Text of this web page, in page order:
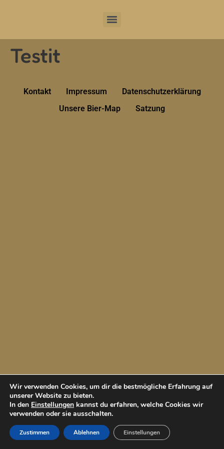
Testit
Kontakt Impressum
Datenschutzerklärung
Unsere Bier-Map
Satzung
Wir verwenden Cookies, um dir die bestmögliche Erfahrung auf
unserer Website zu bieten.
In den Einstellungen kannst du erfahren, welche Cookies wir
verwenden oder sie ausschalten.
Zustimmen Ablehnen Einstellungen